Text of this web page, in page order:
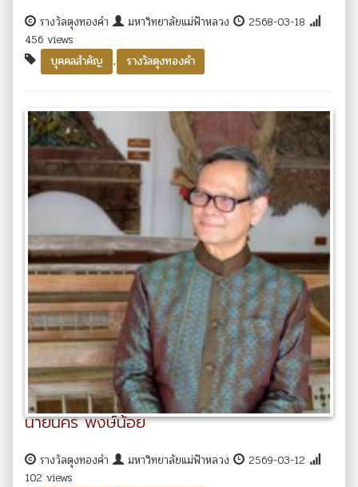
รางวัลตุงทองคำ มหาวิทยาลัยแม่ฟ้าหลวง
2568-03-18
456 views
บุคคลสำคัญ
, รางวัลตุงทองคำ
นายนคร พงษ์น้อย
รางวัลตุงทองคำ มหาวิทยาลัยแม่ฟ้าหลวง
2569-03-12
102 views